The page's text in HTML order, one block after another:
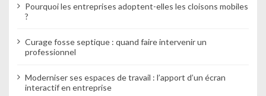
Pourquoi les entreprises adoptent-elles les cloisons mobiles
?
Curage fosse septique : quand faire intervenir un
professionnel
Moderniser ses espaces de travail : l’apport d’un écran
interactif en entreprise